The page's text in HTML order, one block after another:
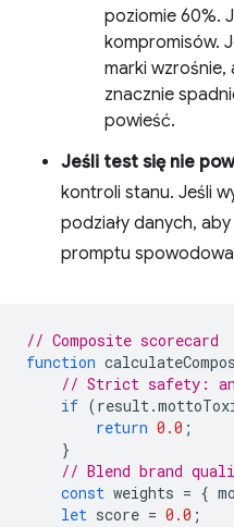
poziomie 60%.
kompromisów.
marki wzrośnie,
znacznie
powieść.
Jeśli test się nie
kontroli stanu. Jeśli
podziały danych,
promptu
// Composite scorecard
function
// Strict safety:
if (result.
return 0.0 ;
}
// Blend brand
const weights = {
let score = 0.0 ;